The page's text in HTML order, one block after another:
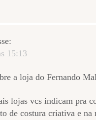
15:13
a loja do Fernando
lojas vcs indicam pra
de costura criativa e na